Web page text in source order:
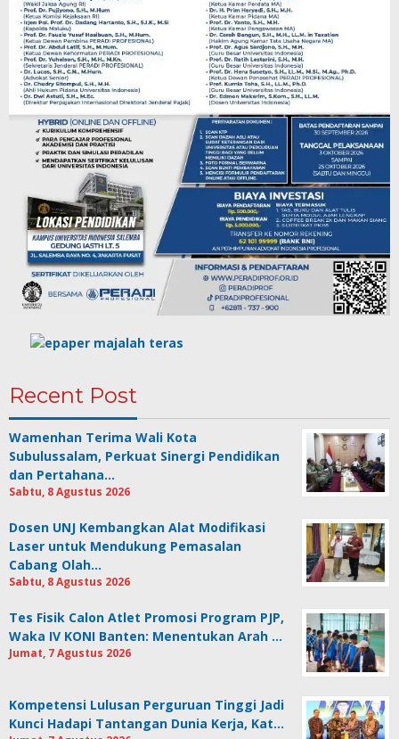
Recent Post
Wamenhan Terima Wali Kota
Subulussalam, Perkuat Sinergi Pendidikan
dan Pertahana…
Sabtu, 8 Agustus 2026
Dosen UNJ Kembangkan Alat Modifikasi
Laser untuk Mendukung Pemasalan
Cabang Olah…
Sabtu, 8 Agustus 2026
Tes Fisik Calon Atlet Promosi Program PJP,
Waka IV KONI Banten: Menentukan Arah …
Jumat, 7 Agustus 2026
Kompetensi Lulusan Perguruan Tinggi Jadi
Kunci Hadapi Tantangan Dunia Kerja, Kat…